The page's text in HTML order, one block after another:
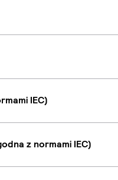
IEC)
z normami IEC)